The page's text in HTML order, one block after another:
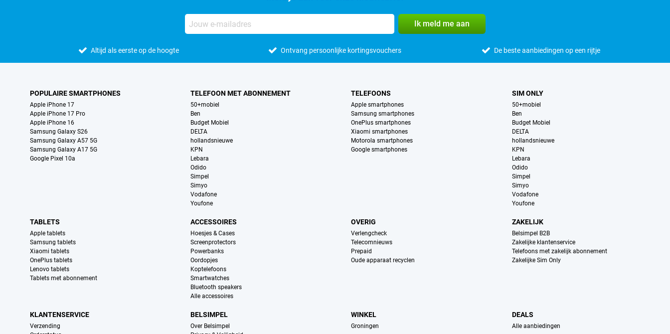
Ik meld me aan
Altijd als eerste op de hoogte Ontvang persoonlijke kortingsvouchers De beste aanbiedingen op een rijtje
POPULAIRE SMARTPHONES
Apple iPhone 17
Apple iPhone 17 Pro
Apple iPhone 16
Samsung Galaxy S26
Samsung Galaxy A57 5G
Samsung Galaxy A17 5G
Google Pixel 10a
TELEFOON MET ABONNEMENT
50+mobiel
Ben
Budget Mobiel
DELTA
hollandsnieuwe
KPN
Lebara
Odido
Simpel
Simyo
Vodafone
Youfone
TELEFOONS
Apple smartphones
Samsung smartphones
OnePlus smartphones
Xiaomi smartphones
Motorola smartphones
Google smartphones
SIM ONLY
50+mobiel
Ben
Budget Mobiel
DELTA
hollandsnieuwe
KPN
Lebara
Odido
Simpel
Simyo
Vodafone
Youfone
TABLETS
Apple tablets
Samsung tablets
Xiaomi tablets
OnePlus tablets
Lenovo tablets
Tablets met abonnement
ACCESSOIRES
Hoesjes & Cases
Screenprotectors
Powerbanks
Oordopjes
Koptelefoons
Smartwatches
Bluetooth speakers
Alle accessoires
OVERIG
Verlengcheck
Telecomnieuws
Prepaid
Oude apparaat recyclen
ZAKELIJK
Belsimpel B2B
Zakelijke klantenservice
Telefoons met zakelijk abonnement
Zakelijke Sim Only
KLANTENSERVICE
Verzending
BELSIMPEL
Over Belsimpel
WINKEL
Groningen
DEALS
Alle aanbiedingen